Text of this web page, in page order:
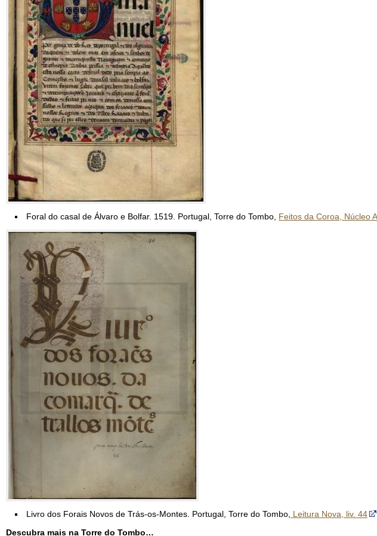
Foral do casal de Álvaro e Bolfar. 1519. Portugal, Torre do Tombo, Feitos da Coroa, Núcleo
Livro dos Forais Novos de Trás-os-Montes. Portugal, Torre do Tombo, Leitura Nova, liv. 44
Descubra mais na Torre do Tombo…